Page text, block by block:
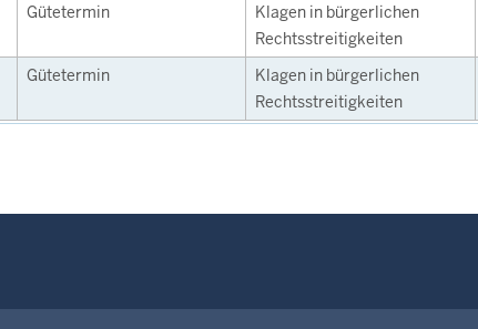
Gütetermin
Klagen in bürgerlichen
Rechtsstreitigkeiten
Gütetermin
Klagen in bürgerlichen
Rechtsstreitigkeiten